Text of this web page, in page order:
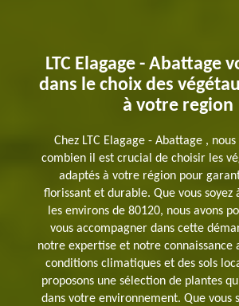
LTC Elagage - Abattage
dans le choix des
à votre region
Chez LTC Elagage - Abattage ,
combien il est crucial de choisir les
adaptés à votre région pour
florissant et durable. Que vous soyez
les environs de 80120, nous avons
vous accompagner dans cette
notre expertise et notre connaissance
conditions climatiques et des sols
proposons une sélection de plantes
dans votre environnement. Que vous